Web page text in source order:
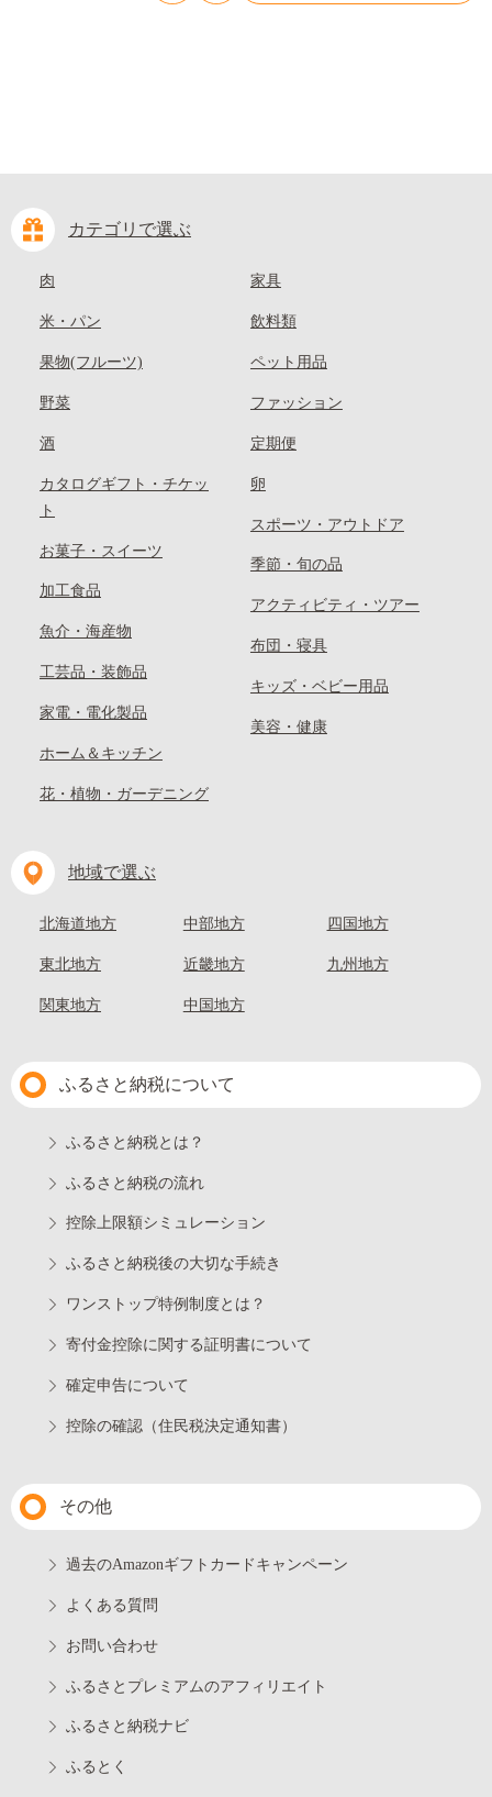
kasaoka_zsy_419_100---
カテゴリで選ぶ
肉
米・パン
果物(フルーツ)
野菜
酒
カタログギフト・チケッ
ト
お菓子・スイーツ
加工食品
魚介・海産物
工芸品・装飾品
家電・電化製品
ホーム＆キッチン
花・植物・ガーデニング
家具
飲料類
ペット用品
ファッション
定期便
卵
スポーツ・アウトドア
季節・旬の品
アクティビティ・ツアー
布団・寝具
キッズ・ベビー用品
美容・健康
地域で選ぶ
北海道地方
東北地方
関東地方
中部地方
近畿地方
中国地方
四国地方
九州地方
ふるさと納税について
ふるさと納税とは？
ふるさと納税の流れ
控除上限額シミュレーション
ふるさと納税後の大切な手続き
ワンストップ特例制度とは？
寄付金控除に関する証明書について
確定申告について
控除の確認（住民税決定通知書）
その他
過去のAmazonギフトカードキャンペーン
よくある質問
お問い合わせ
ふるさとプレミアムのアフィリエイト
ふるさと納税ナビ
ふるとく